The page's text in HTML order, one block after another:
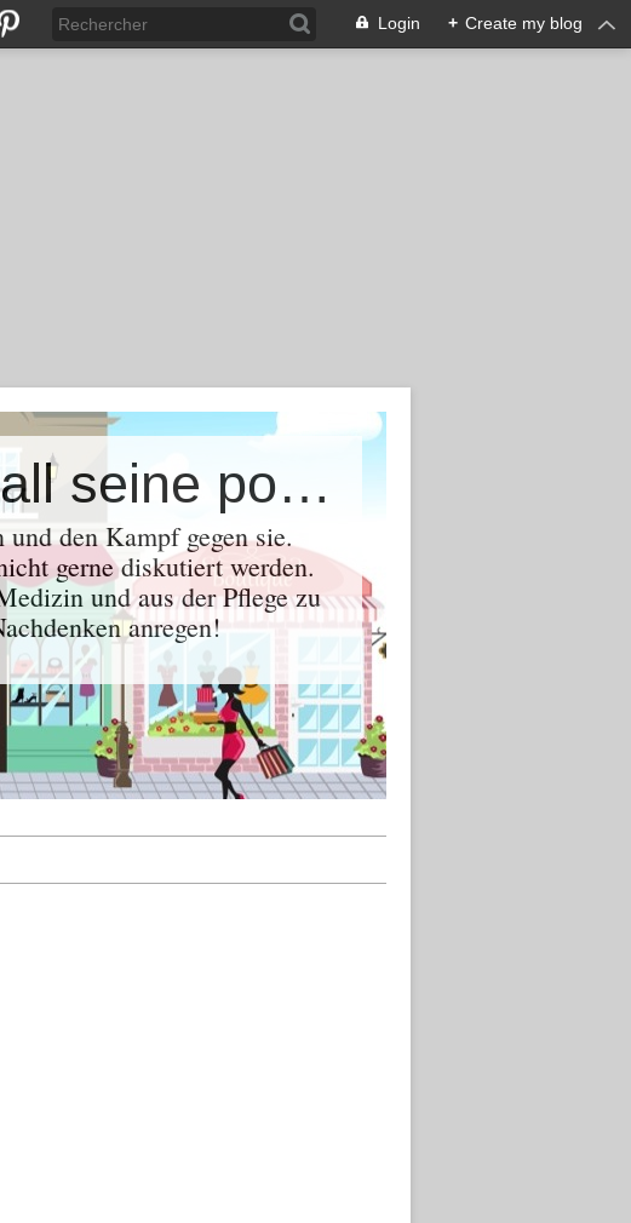
Login + Create my blog
Ein Blog über das Leben mit all seine positiven und negativen Facetten - Memento Mori
den Kampf gegen sie.
gerne diskutiert werden.
und aus der Pflege zu
anregen!